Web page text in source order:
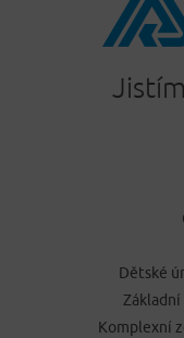
Dětské
Komplexní